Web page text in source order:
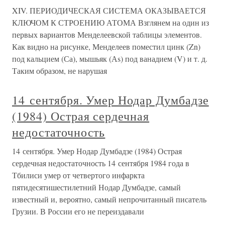
XIV. ПЕРИОДИЧЕСКАЯ СИСТЕМА ОКАЗЫВАЕТСЯ
КЛЮЧОМ К СТРОЕНИЮ АТОМА Взглянем на один из
первых вариантов Менделеевской таблицы элементов.
Как видно на рисунке, Менделеев поместил цинк (Zn)
под кальцием (Са), мышьяк (Аs) под ванадием (V) и т. д.
Таким образом, не нарушая
14 сентября. Умер Нодар Думбадзе
(1984) Острая сердечная
недостаточность
14 сентября. Умер Нодар Думбадзе (1984) Острая
сердечная недостаточность 14 сентября 1984 года в
Тбилиси умер от четвертого инфаркта
пятидесятишестилетний Нодар Думбадзе, самый
известный и, вероятно, самый непрочитанный писатель
Грузии. В России его не переиздавали